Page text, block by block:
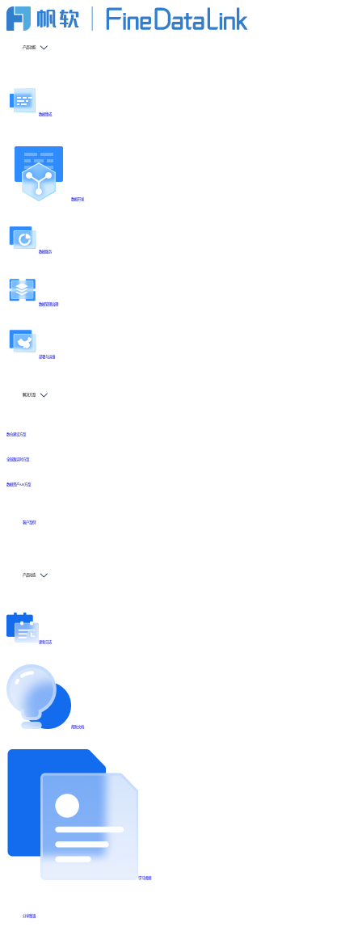
产品功能
数据集成
数据开发
数据服务
数据管理治理
部署与运维
解决方案
数仓建设方案
全链路实时方案
数据资产API方案
客户案例
产品动态
更新日志
帮助文档
学习视频
分享集锦